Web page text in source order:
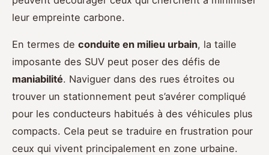
leur empreinte carbone.
En termes de conduite en milieu urbain, la taille
imposante des SUV peut poser des défis de
maniabilité. Naviguer dans des rues étroites ou
trouver un stationnement peut s’avérer compliqué
pour les conducteurs habitués à des véhicules plus
compacts. Cela peut se traduire en frustration pour
ceux qui vivent principalement en zone urbaine.